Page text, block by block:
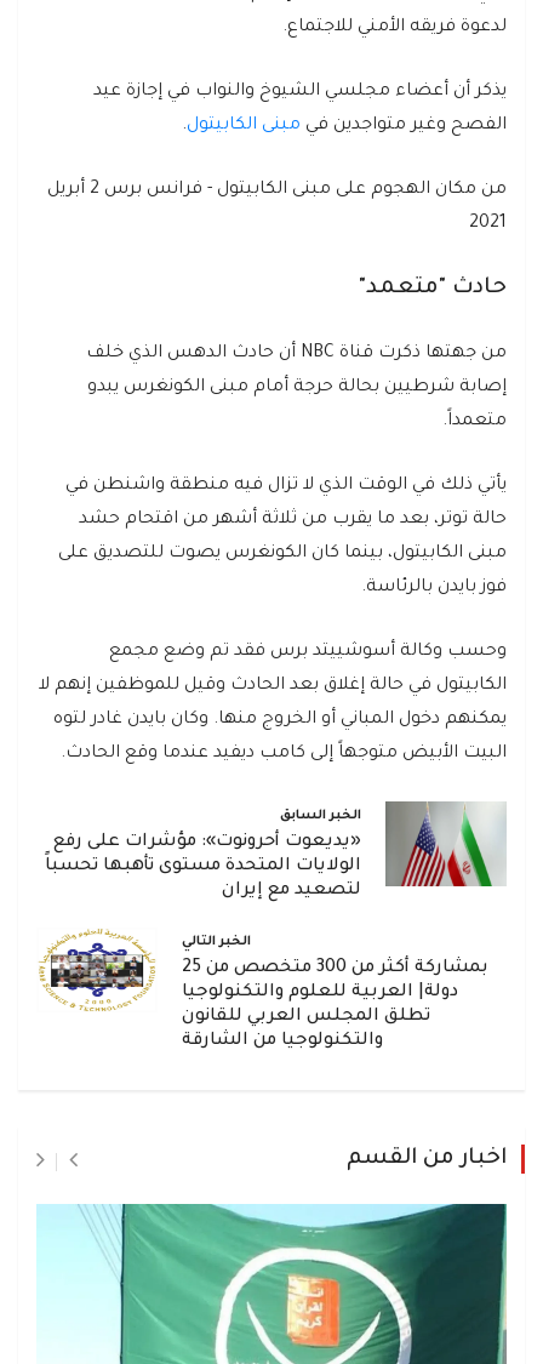
لدعوة فريقه الأمني للاجتماع.
يذكر أن أعضاء مجلسي الشيوخ والنواب في إجازة عيد
الفصح وغير متواجدين في مبنى الكابيتول.
من مكان الهجوم على مبنى الكابيتول - فرانس برس 2 أبريل
2021
حادث "متعمد"
من جهتها ذكرت قناة NBC أن حادث الدهس الذي خلف
إصابة شرطيين بحالة حرجة أمام مبنى الكونغرس يبدو
متعمداً.
يأتي ذلك في الوقت الذي لا تزال فيه منطقة واشنطن في
حالة توتر، بعد ما يقرب من ثلاثة أشهر من اقتحام حشد
مبنى الكابيتول، بينما كان الكونغرس يصوت للتصديق على
فوز بايدن بالرئاسة.
وحسب وكالة أسوشييتد برس فقد تم وضع مجمع
الكابيتول في حالة إغلاق بعد الحادث وقيل للموظفين إنهم لا
يمكنهم دخول المباني أو الخروج منها. وكان بايدن غادر لتوه
البيت الأبيض متوجهاً إلى كامب ديفيد عندما وقع الحادث.
الخبر السابق
«يديعوت أحرونوت»: مؤشرات على رفع
الولايات المتحدة مستوى تأهبها تحسباً
لتصعيد مع إيران
الخبر التالي
بمشاركة أكثر من 300 متخصص من 25
دولة| العربية للعلوم والتكنولوجيا
تطلق المجلس العربي للقانون
والتكنولوجيا من الشارقة
اخبار من القسم